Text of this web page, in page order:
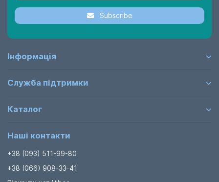
Subscribe
Інформація
Служба підтримки
Каталог
Наші контакти
+38 (093) 511-99-80
+38 (066) 908-33-41